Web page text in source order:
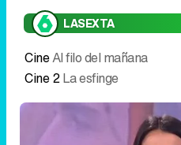
LASEXTA
CineAl filo del mañana
Cine 2La esfinge